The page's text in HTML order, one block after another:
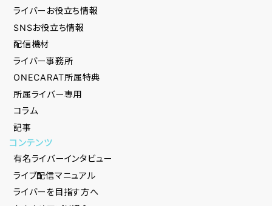
ライバーお役立ち情報
SNSお役立ち情報
配信機材
ライバー事務所
ONECARAT所属特典
所属ライバー専用
コラム
記事
コンテンツ
有名ライバーインタビュー
ライブ配信マニュアル
ライバーを目指す方へ